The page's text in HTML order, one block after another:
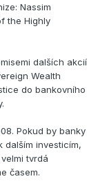
Nassim
the Highly
dalších akcií
Wealth
do bankovního
Pokud by banky
dalším investicím,
tvrdá
časem.